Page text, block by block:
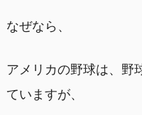
なぜなら、
アメリカの野球は、野
ていますが、